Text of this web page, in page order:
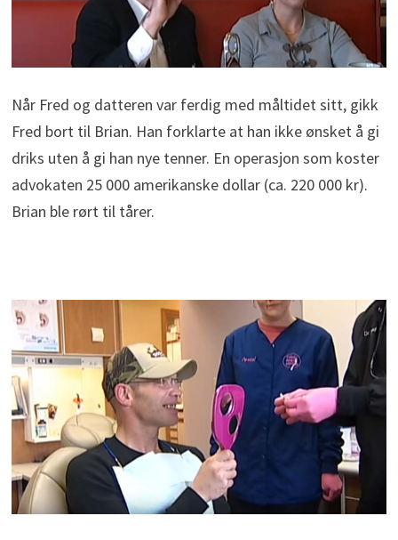
Når Fred og datteren var ferdig med måltidet sitt, gikk
Fred bort til Brian. Han forklarte at han ikke ønsket å gi
driks uten å gi han nye tenner. En operasjon som koster
advokaten 25 000 amerikanske dollar (ca. 220 000 kr).
Brian ble rørt til tårer.